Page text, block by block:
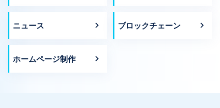
ニュース ブロックチェーン
ホームページ制作